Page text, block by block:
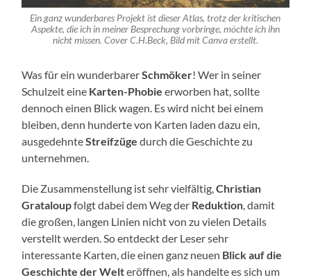
Ein ganz wunderbares Projekt ist dieser Atlas, trotz der kritischen
Aspekte, die ich in meiner Besprechung vorbringe, möchte ich ihn
nicht missen. Cover C.H.Beck, Bild mit Canva erstellt.
Was für ein wunderbarerSchmöker! Wer in seiner
Schulzeit eine Karten-Phobie erworben hat, sollte
dennoch einen Blick wagen. Es wird nicht bei einem
bleiben, denn hunderte von Karten laden dazu ein,
ausgedehnteStreifzügedurch die Geschichte zu
unternehmen.
Die Zusammenstellung ist sehr vielfältig,Christian
Grataloupfolgt dabei dem Weg der Reduktion, damit
die großen, langen Linien nicht von zu vielen Details
verstellt werden. So entdeckt der Leser sehr
interessante Karten, die einen ganz neuen Blick auf die
Geschichte der Welteröffnen, als handelte es sich um